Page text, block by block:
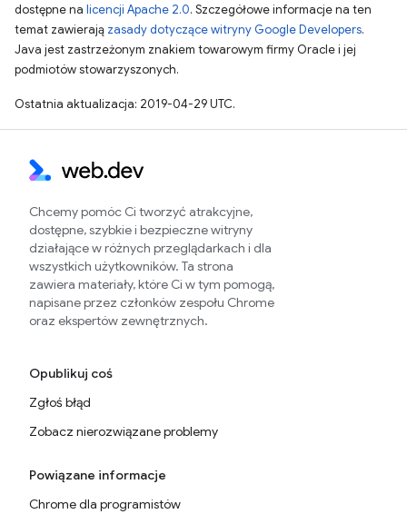
dostępne na licencji Apache 2.0. Szczegółowe informacje na ten
temat zawierają zasady dotyczące witryny Google Developers.
Java jest zastrzeżonym znakiem towarowym firmy Oracle i jej
podmiotów stowarzyszonych.
Ostatnia aktualizacja: 2019-04-29 UTC.
Chcemy pomóc Ci tworzyć atrakcyjne,
dostępne, szybkie i bezpieczne witryny
działające w różnych przeglądarkach i dla
wszystkich użytkowników. Ta strona
zawiera materiały, które Ci w tym pomogą,
napisane przez członków zespołu Chrome
oraz ekspertów zewnętrznych.
Opublikuj coś
Zgłoś błąd
Zobacz nierozwiązane problemy
Powiązane informacje
Chrome dla programistów